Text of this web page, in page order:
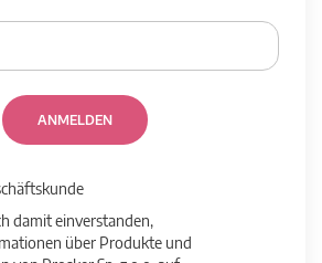
ANMELDEN
damit einverstanden,
über Produkte und